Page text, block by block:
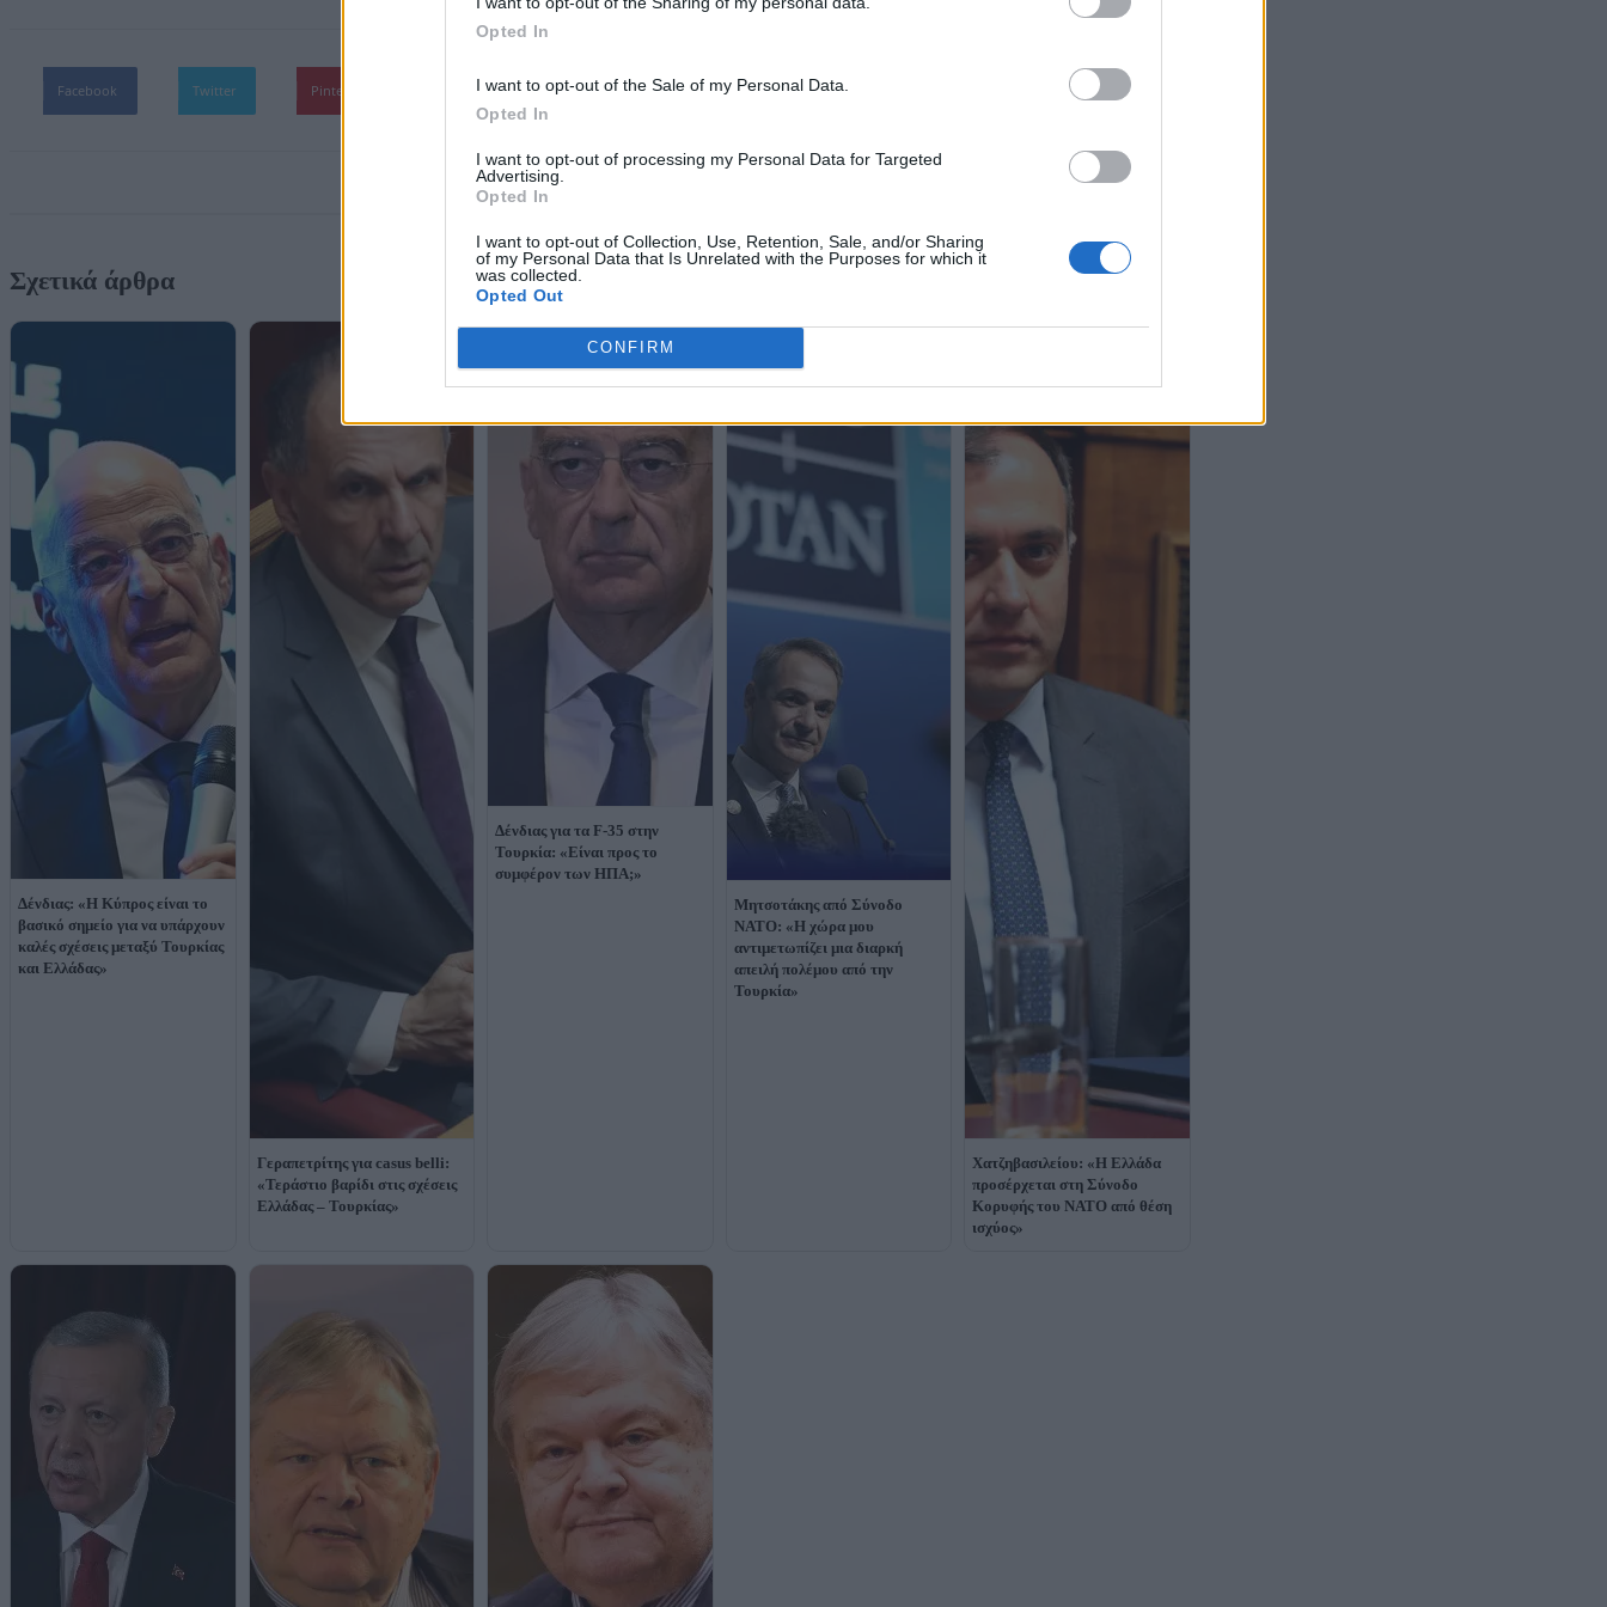
Opted In
I want to opt-out of the Sale of my Personal Data.
Opted In
I want to opt-out of processing my Personal Data for Targeted
Advertising.
Opted In
I want to opt-out of Collection, Use, Retention, Sale, and/or Sharing
of my Personal Data that Is Unrelated with the Purposes for which it
was collected.
Opted Out
CONFIRM
Facebook Twitter Pinterest WhatsApp
Σχετικά άρθρα
Δένδιας: «Η Κύπρος είναι το
βασικό σημείο για να υπάρχουν
καλές σχέσεις μεταξύ Τουρκίας
και Ελλάδας»
Γεραπετρίτης για casus belli:
«Τεράστιο βαρίδι στις σχέσεις
Ελλάδας – Τουρκίας»
Δένδιας για τα F-35 στην
Τουρκία: «Είναι προς το
συμφέρον των ΗΠΑ;»
Μητσοτάκης από Σύνοδο
ΝΑΤΟ: «Η χώρα μου
αντιμετωπίζει μια διαρκή
απειλή πολέμου από την
Τουρκία»
Χατζηβασιλείου: «Η Ελλάδα
προσέρχεται στη Σύνοδο
Κορυφής του ΝΑΤΟ από θέση
ισχύος»